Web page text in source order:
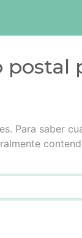
postal
Para saber